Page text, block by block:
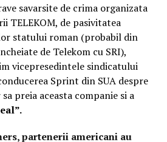
savarsite de crima organizata
TELEKOM, de pasivitatea
statului roman (probabil din
de Telekom cu SRI),
vicepresedintele sindicatului
Sprint din SUA despre
preia aceasta companie si a
partenerii americani au